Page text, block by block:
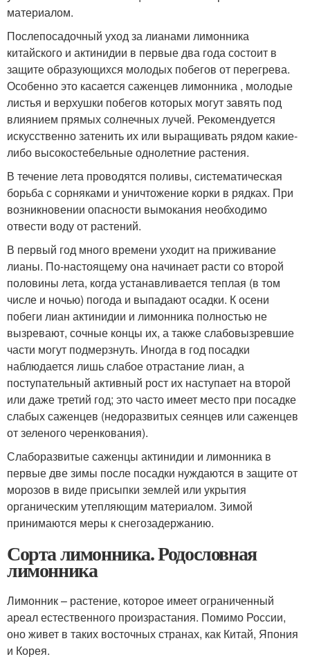
материалом.
Послепосадочный уход за лианами лимонника
китайского и актинидии в первые два года состоит в
защите образующихся молодых побегов от перегрева.
Особенно это касается саженцев лимонника , молодые
листья и верхушки побегов которых могут завять под
влиянием прямых солнечных лучей. Рекомендуется
искусственно затенить их или выращивать рядом какие-
либо высокостебельные однолетние растения.
В течение лета проводятся поливы, систематическая
борьба с сорняками и уничтожение корки в рядках. При
возникновении опасности вымокания необходимо
отвести воду от растений.
В первый год много времени уходит на приживание
лианы. По-настоящему она начинает расти со второй
половины лета, когда устанавливается теплая (в том
числе и ночью) погода и выпадают осадки. К осени
побеги лиан актинидии и лимонника полностью не
вызревают, сочные концы их, а также слабовызревшие
части могут подмерзнуть. Иногда в год посадки
наблюдается лишь слабое отрастание лиан, а
поступательный активный рост их наступает на второй
или даже третий год; это часто имеет место при посадке
слабых саженцев (недоразвитых сеянцев или саженцев
от зеленого черенкования).
Слаборазвитые саженцы актинидии и лимонника в
первые две зимы после посадки нуждаются в защите от
морозов в виде присыпки землей или укрытия
органическим утепляющим материалом. Зимой
принимаются меры к снегозадержанию.
Сорта лимонника. Родословная
лимонника
Лимонник – растение, которое имеет ограниченный
ареал естественного произрастания. Помимо России,
оно живет в таких восточных странах, как Китай, Япония
и Корея.